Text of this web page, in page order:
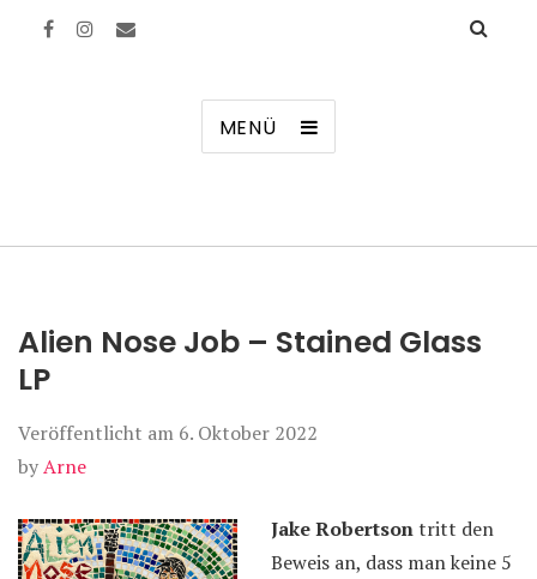
MENÜ
Alien Nose Job – Stained Glass
LP
Veröffentlicht am 6. Oktober 2022
byArne
Jake Robertsontritt den
Beweis an, dass man keine 5